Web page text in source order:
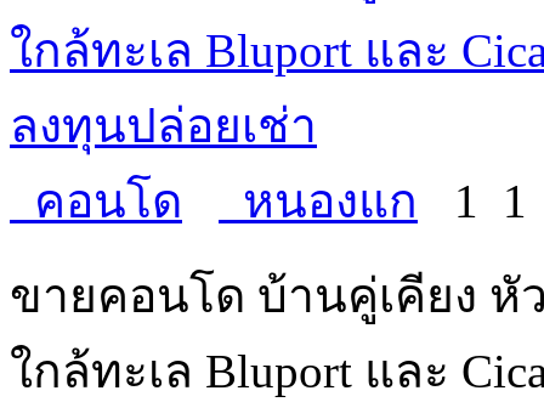
ใกล้ทะเล Bluport และ
ลงทุนปล่อยเช่า
คอนโด
หนองแก 1
ขายคอนโด บ้านคู่เคียง หัว
ใกล้ทะเล Bluport และ